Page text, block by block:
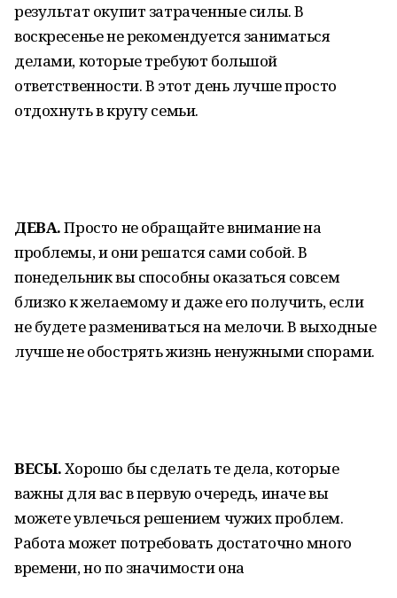
результат окупит затраченные силы. В
воскресенье не рекомендуется заниматься
делами, которые требуют большой
ответственности. В этот день лучше просто
отдохнуть в кругу семьи.
ДЕВА.Просто не обращайте внимание на
проблемы, и они решатся сами собой. В
понедельник вы способны оказаться совсем
близко к желаемому и даже его получить, если
не будете размениваться на мелочи. В выходные
лучше не обострять жизнь ненужными спорами.
ВЕСЫ.Хорошо бы сделать те дела, которые
важны для вас в первую очередь, иначе вы
можете увлечься решением чужих проблем.
Работа может потребовать достаточно много
времени, но по значимости она